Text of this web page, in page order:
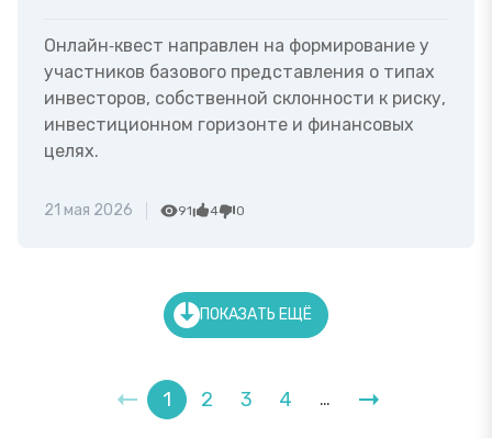
Онлайн‑квест направлен на формирование у
участников базового представления о типах
инвесторов, собственной склонности к риску,
инвестиционном горизонте и финансовых
целях.
21 мая 2026 91 4 0
ПОКАЗАТЬ ЕЩЁ
1 2 3 4 …